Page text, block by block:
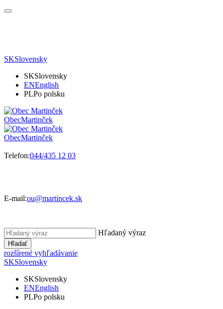
SKSlovensky
SKSlovensky
ENEnglish
PLPo polsku
ObecMartinček
ObecMartinček
Telefon:044/435 12 03
E-mail:ou@martincek.sk
Hľadaný výraz
Hľadať
rozšírené vyhľadávanie
SKSlovensky
SKSlovensky
ENEnglish
PLPo polsku